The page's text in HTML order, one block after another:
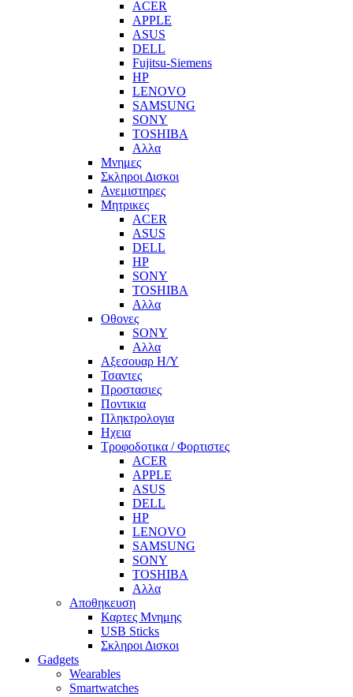
ACER
APPLE
ASUS
DELL
Fujitsu-Siemens
HP
LENOVO
SAMSUNG
SONY
TOSHIBA
Αλλα
Μνημες
Σκληροι Δισκοι
Ανεμιστηρες
Μητρικες
ACER
ASUS
DELL
HP
SONY
TOSHIBA
Αλλα
Οθονες
SONY
Αλλα
Αξεσουαρ Η/Υ
Τσαντες
Προστασιες
Ποντικια
Πληκτρολογια
Ηχεια
Τροφοδοτικα / Φορτιστες
ACER
APPLE
ASUS
DELL
HP
LENOVO
SAMSUNG
SONY
TOSHIBA
Αλλα
Αποθηκευση
Καρτες Μνημης
USB Sticks
Σκληροι Δισκοι
Gadgets
Wearables
Smartwatches